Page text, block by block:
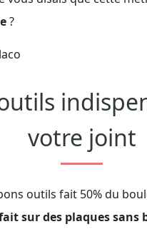
?
votre joint
outils fait 50% du
sur des plaques sans